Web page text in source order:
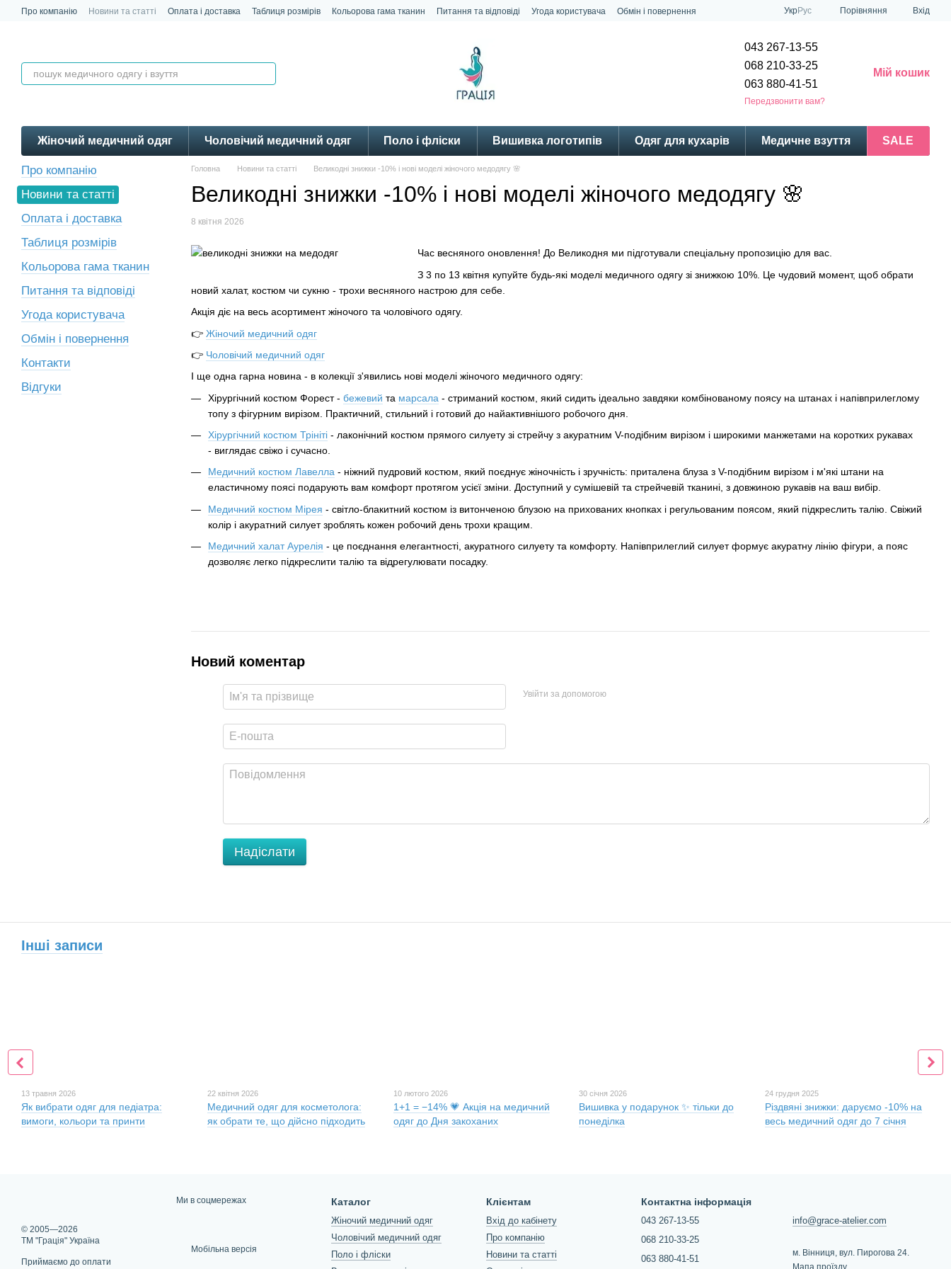
Перейти до основного контенту
Про компанію Новини та статті Оплата і доставка Таблиця розмірів Кольорова гама тканин Питання та відповіді Угода користувача
Обмін і повернення
УкрРус Порівняння Вхід
043 267-13-55
068 210-33-25
063 880-41-51
Передзвонити вам?
Мій кошик
Жіночий медичний одяг Чоловічий медичний одяг Поло і фліски Вишивка логотипів Одяг для кухарів Медичне взуття SALE
Головна Новини та статті Великодні знижки -10% і нові моделі жіночого медодягу 🌸
Великодні знижки -10% і нові моделі жіночого медодягу 🌸
8 квітня 2026
Час весняного оновлення! До Великодня ми підготували спеціальну пропозицію для вас.
З 3 по 13 квітня купуйте будь-які моделі медичного одягу зі знижкою 10%. Це чудовий момент, щоб обрати
новий халат, костюм чи сукню - трохи весняного настрою для себе.
Акція діє на весь асортимент жіночого та чоловічого одягу.
👉 Жіночий медичний одяг
👉 Чоловічий медичний одяг
І ще одна гарна новина - в колекції з'явились нові моделі жіночого медичного одягу:
Хірургічний костюм Форест - бежевий та марсала - стриманий костюм, який сидить ідеально завдяки комбінованому поясу на штанах і напівприлеглому
топу з фігурним вирізом. Практичний, стильний і готовий до найактивнішого робочого дня.
Хірургічний костюм Трініті - лаконічний костюм прямого силуету зі стрейчу з акуратним V-подібним вирізом і широкими манжетами на коротких рукавах
- виглядає свіжо і сучасно.
Медичний костюм Лавелла - ніжний пудровий костюм, який поєднує жіночність і зручність: приталена блуза з V-подібним вирізом і м'які штани на
еластичному поясі подарують вам комфорт протягом усієї зміни. Доступний у сумішевій та стрейчевій тканині, з довжиною рукавів на ваш вибір.
Медичний костюм Мірея - світло-блакитний костюм із витонченою блузою на прихованих кнопках і регульованим поясом, який підкреслить талію. Свіжий
колір і акуратний силует зроблять кожен робочий день трохи кращим.
Медичний халат Аурелія - це поєднання елегантності, акуратного силуету та комфорту. Напівприлеглий силует формує акуратну лінію фігури, а пояс
дозволяє легко підкреслити талію та відрегулювати посадку.
Новий коментар
Увійти за допомогою
Надіслати
Про компанію
Новини та статті
Оплата і доставка
Таблиця розмірів
Кольорова гама тканин
Питання та відповіді
Угода користувача
Обмін і повернення
Контакти
Відгуки
Інші записи
13 травня 2026
Як вибрати одяг для педіатра:
вимоги, кольори та принти
22 квітня 2026
Медичний одяг для косметолога:
як обрати те, що дійсно підходить
10 лютого 2026
1+1 = −14% 💗 Акція на медичний
одяг до Дня закоханих
30 січня 2026
Вишивка у подарунок ✨ тільки до
понеділка
24 грудня 2025
Різдвяні знижки: даруємо -10% на
весь медичний одяг до 7 січня
© 2005—2026
ТМ "Грація" Україна
Приймаємо до оплати
Ми в соцмережах
Мобільна версія
Каталог
Жіночий медичний одяг
Чоловічий медичний одяг
Поло і фліски
Клієнтам
Вхід до кабінету
Про компанію
Новини та статті
Контактна інформація
043 267-13-55
068 210-33-25
063 880-41-51
info@grace-atelier.com
м. Вінниця, вул. Пирогова 24.
Мапа проїзду